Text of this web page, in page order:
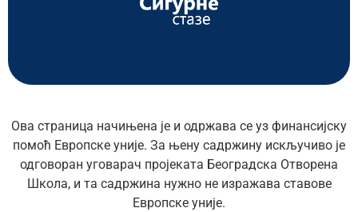
Ова страница начињена је и одржава се уз финансијску
помоћ Европске уније. За њену садржину искључиво је
одговоран уговарач пројеката Београдска Отворена
Школа, и та садржина нужно не изражава ставове
Европске уније.